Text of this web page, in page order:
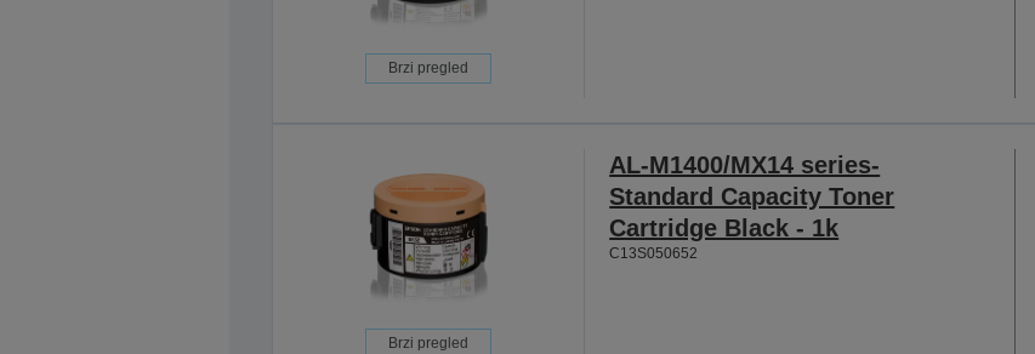
Brzi pregled
Brzi pregled
AL-M1400/MX14 series-
Standard Capacity Toner
Cartridge Black - 1k
C13S050652